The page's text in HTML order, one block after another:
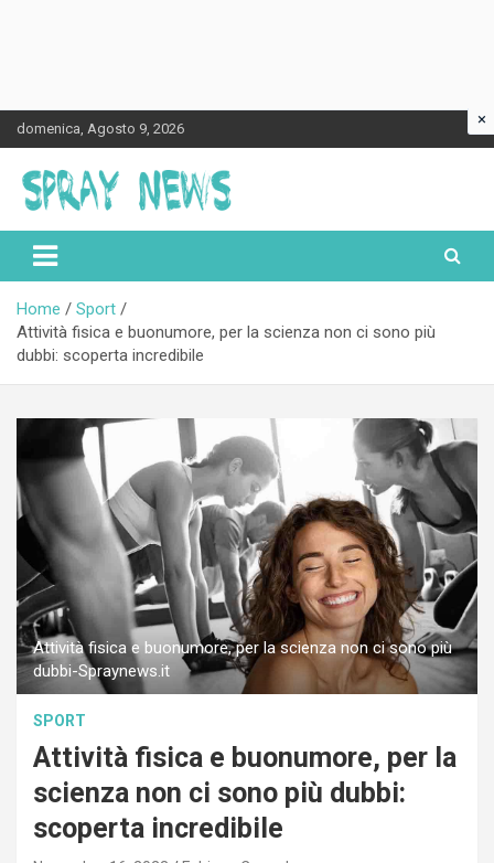
Skip
to
content
domenica, Agosto 9, 2026
Spraynews.it
Home
Sport
Attività fisica e buonumore, per la scienza non ci sono più
dubbi: scoperta incredibile
Attività fisica e buonumore, per la scienza non ci sono più
dubbi-Spraynews.it
SPORT
Attività fisica e buonumore, per la
scienza non ci sono più dubbi:
scoperta incredibile
×